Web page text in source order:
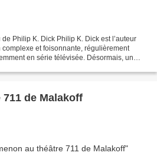
Philip K. Dick Philip K. Dick est l’auteur
et foisonnante, régulièrement
en série télévisée. Désormais, un
de Malakoff